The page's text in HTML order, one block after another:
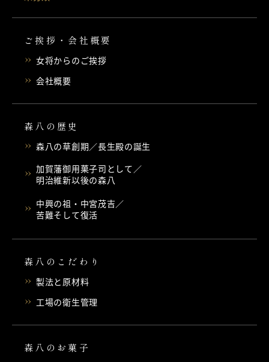
ご挨拶・会社概要
女将からのご挨拶
会社概要
森八の歴史
森八の草創期／長生殿の誕生
加賀藩御用菓子司として／
明治維新以後の森八
中興の祖・中宮茂吉／
苦難そして復活
森八のこだわり
製法と原材料
工場の衛生管理
森八のお菓子